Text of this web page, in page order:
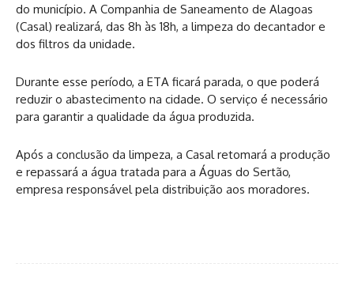
do município. A Companhia de Saneamento de Alagoas
(Casal) realizará, das 8h às 18h, a limpeza do decantador e
dos filtros da unidade.
Durante esse período, a ETA ficará parada, o que poderá
reduzir o abastecimento na cidade. O serviço é necessário
para garantir a qualidade da água produzida.
Após a conclusão da limpeza, a Casal retomará a produção
e repassará a água tratada para a Águas do Sertão,
empresa responsável pela distribuição aos moradores.